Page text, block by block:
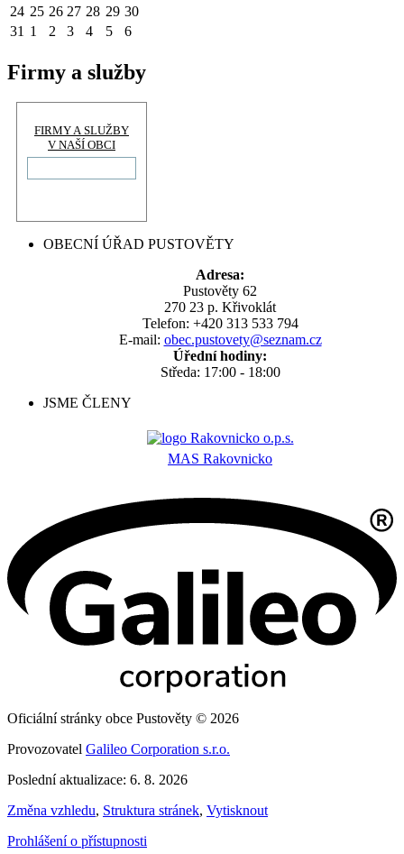
24 25 26 27 28 29 30
31 1 2 3 4 5 6
Firmy a služby
FIRMY A SLUŽBY
V NAŠÍ OBCI
OBECNÍ ÚŘAD PUSTOVĚTY
Adresa:
Pustověty 62
270 23 p. Křivoklát
Telefon: +420 313 533 794
E-mail: obec.pustovety@seznam.cz
Úřední hodiny:
Středa: 17:00 - 18:00
JSME ČLENY
MAS Rakovnicko
Oficiální stránky obce Pustověty © 2026
Provozovatel Galileo Corporation s.r.o.
Poslední aktualizace: 6. 8. 2026
Změna vzhledu, Struktura stránek, Vytisknout
Prohlášení o přístupnosti